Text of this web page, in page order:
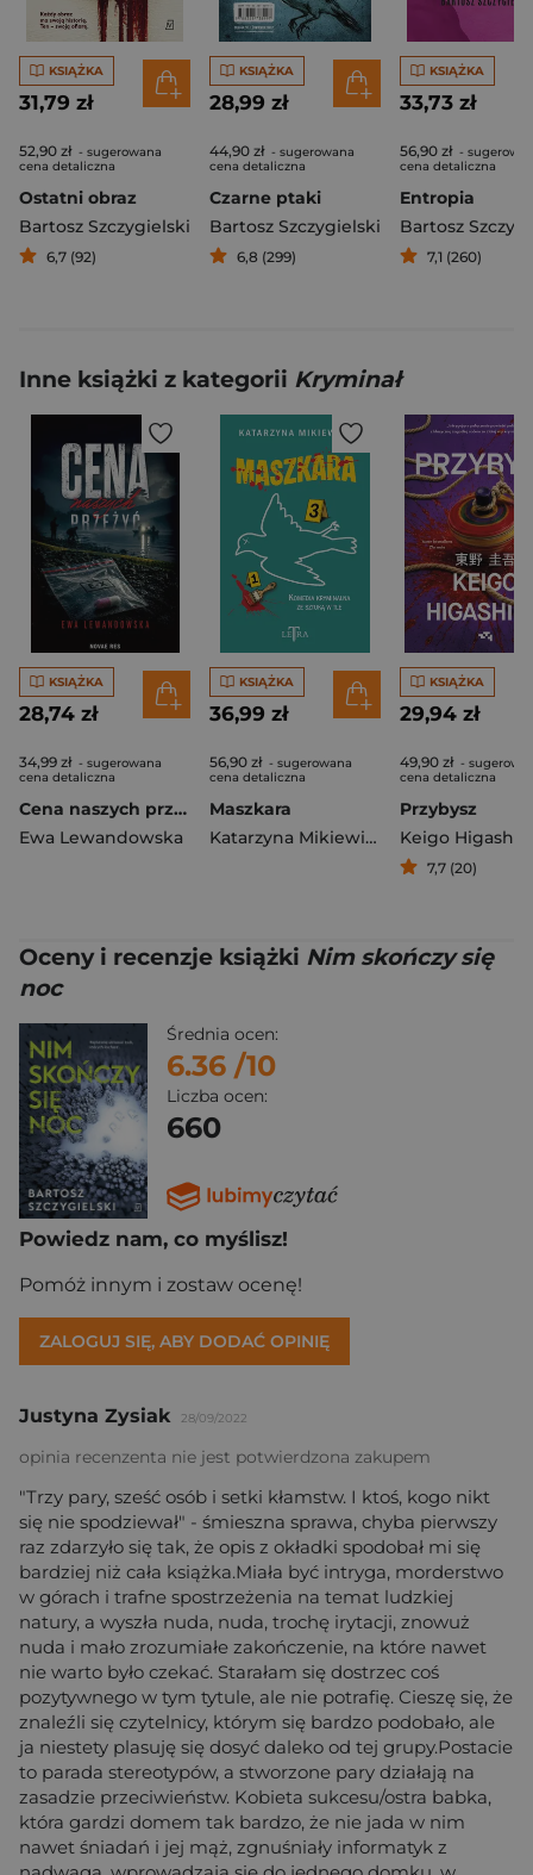
KSIĄŻKA
31,79 zł
52,90 zł - sugerowana
cena detaliczna
Ostatni obraz
Bartosz Szczygielski
6,7 (92)
KSIĄŻKA
28,99 zł
44,90 zł - sugerowana
cena detaliczna
Czarne ptaki
Bartosz Szczygielski
6,8 (299)
KSIĄŻKA
33,73 zł
56,90 zł -
cena detaliczna
Entropia
Bartosz
7,1 (260)
Inne książki z kategorii Kryminał
KSIĄŻKA
28,74 zł
34,99 zł - sugerowana
cena detaliczna
Cena naszych przeżyć
Ewa Lewandowska
KSIĄŻKA
36,99 zł
56,90 zł - sugerowana
cena detaliczna
Maszkara
Katarzyna Mikiewicz
KSIĄŻKA
29,94 zł
49,90 zł -
cena detaliczna
Przybysz
Keigo
7,7 (20)
Oceny i recenzje książki Nim skończy się
noc
Średnia ocen:
6.36 /10
Liczba ocen:
660
Powiedz nam, co myślisz!
Pomóż innym i zostaw ocenę!
ZALOGUJ SIĘ, ABY DODAĆ OPINIĘ
Justyna Zysiak 28/09/2022
opinia recenzenta nie jest potwierdzona zakupem
"Trzy pary, sześć osób i setki kłamstw. I ktoś, kogo nikt
się nie spodziewał" - śmieszna sprawa, chyba pierwszy
raz zdarzyło się tak, że opis z okładki spodobał mi się
bardziej niż cała książka.Miała być intryga, morderstwo
w górach i trafne spostrzeżenia na temat ludzkiej
natury, a wyszła nuda, nuda, trochę irytacji, znowuż
nuda i mało zrozumiałe zakończenie, na które nawet
nie warto było czekać. Starałam się dostrzec coś
pozytywnego w tym tytule, ale nie potrafię. Cieszę się, że
znaleźli się czytelnicy, którym się bardzo podobało, ale
ja niestety plasuję się dosyć daleko od tej grupy.Postacie
to parada stereotypów, a stworzone pary działają na
zasadzie przeciwieństw. Kobieta sukcesu/ostra babka,
która gardzi domem tak bardzo, że nie jada w nim
nawet śniadań i jej mąż, zgnuśniały informatyk z